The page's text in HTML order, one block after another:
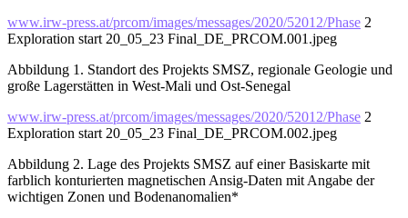
www.irw-press.at/prcom/images/messages/2020/52012/Phase 2
Exploration start 20_05_23 Final_DE_PRCOM.001.jpeg
Abbildung 1. Standort des Projekts SMSZ, regionale Geologie und
große Lagerstätten in West-Mali und Ost-Senegal
www.irw-press.at/prcom/images/messages/2020/52012/Phase 2
Exploration start 20_05_23 Final_DE_PRCOM.002.jpeg
Abbildung 2. Lage des Projekts SMSZ auf einer Basiskarte mit
farblich konturierten magnetischen Ansig-Daten mit Angabe der
wichtigen Zonen und Bodenanomalien*